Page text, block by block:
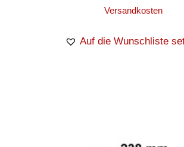
Versandkosten
Auf die Wunschliste